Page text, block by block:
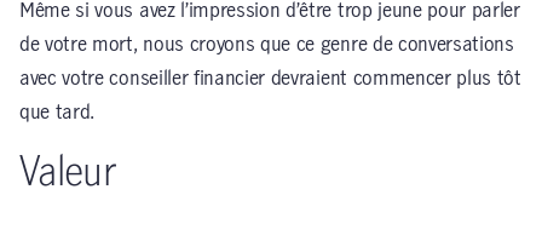
Même si vous avez l’impression d’être trop jeune pour parler
de votre mort, nous croyons que ce genre de conversations
avec votre conseiller financier devraient commencer plus tôt
que tard.
Valeur